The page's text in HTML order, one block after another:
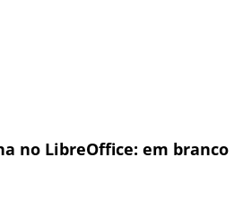
no LibreOffice: em branco